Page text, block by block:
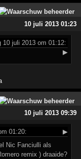
10 juli 2013 01:23
10 juli 2013 om 01:12:
▶
10 juli 2013 09:39
01:20:
▶
Nic Fanciulli als
remix ) draaide?